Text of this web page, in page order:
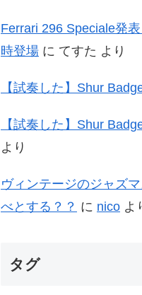
Ferrari 296 Speciale発
時登場 に てすた より
【試奏した】Shur
【試奏した】Shur
より
ヴィンテージのジャズ
べとする？？ に nico よ
タグ